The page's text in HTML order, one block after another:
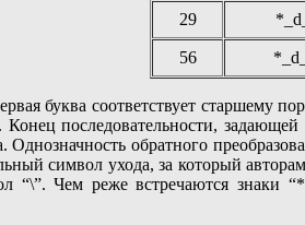
29
56
буква соответствует старшему
последовательности,
обратного
символ ухода, за который
Чем реже встречаются знаки